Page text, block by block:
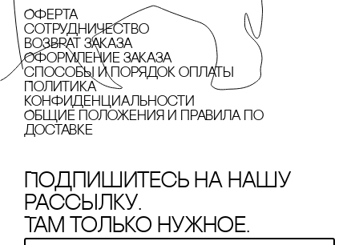
Оферта
сотрудничество
Возврат заказа
Оформление заказа
cпособы и порядок оплаты
Политика
конфиденциальности
Общие положения и правила по
доставке
Подпишитесь на нашу
рассылку.
Там только нужное.